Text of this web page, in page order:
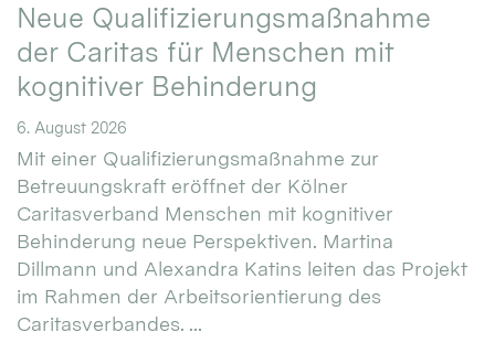
Neue Qualifizierungsmaßnahme
der Caritas für Menschen mit
kognitiver Behinderung
6. August 2026
Mit einer Qualifizierungsmaßnahme zur
Betreuungskraft eröffnet der Kölner
Caritasverband Menschen mit kognitiver
Behinderung neue Perspektiven. Martina
Dillmann und Alexandra Katins leiten das Projekt
im Rahmen der Arbeitsorientierung des
Caritasverbandes. ...